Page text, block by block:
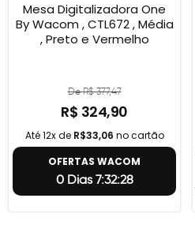
Mesa Digitalizadora One
By Wacom , CTL672 , Média
, Preto e Vermelho
De R$ 377,47
R$ 324,90
Até 12x de R$33,06 no cartão
OFERTAS WACOM
0 Dias 7:32:27